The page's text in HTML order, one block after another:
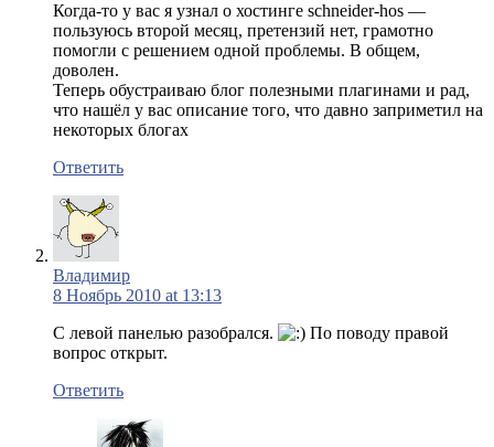
Когда-то у вас я узнал о хостинге schneider-hos —
пользуюсь второй месяц, претензий нет, грамотно
помогли с решением одной проблемы. В общем,
доволен.
Теперь обустраиваю блог полезными плагинами и рад,
что нашёл у вас описание того, что давно заприметил на
некоторых блогах
Ответить
Владимир
8 Ноябрь 2010 at 13:13
С левой панелью разобрался.
По поводу правой
вопрос открыт.
Ответить